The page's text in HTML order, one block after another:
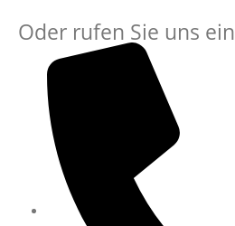
Oder rufen Sie uns